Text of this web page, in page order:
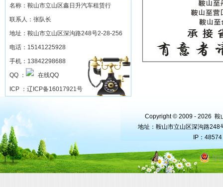
名称：鞍山市立山区鑫日升汽车租赁行
联系人：张队长
地址：鞍山市立山区深沟路248号2-28-256
电话：15141225928
手机：13842298688
QQ ：
ICP ： 辽ICP备16017921号
Copyright © 2009 - 2026 鞍
地址：鞍山市立山区深沟路
IP：
辽